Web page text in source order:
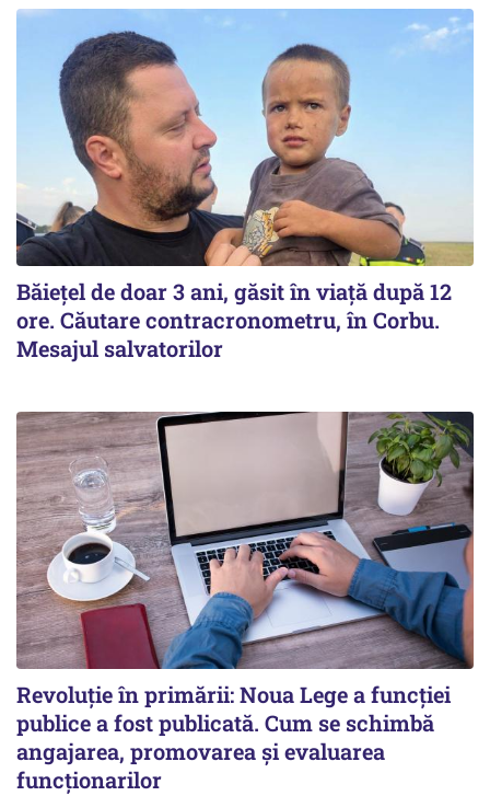
Băiețel de doar 3 ani, găsit în viață după 12
ore. Căutare contracronometru, în Corbu.
Mesajul salvatorilor
Revoluție în primării: Noua Lege a funcției
publice a fost publicată. Cum se schimbă
angajarea, promovarea și evaluarea
funcționarilor